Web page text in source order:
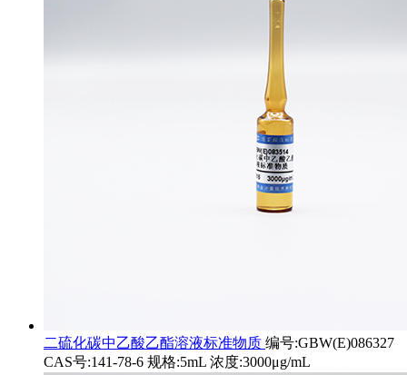
二硫化碳中乙酸乙酯溶液标准物质 编号:GBW(E)086327
CAS号:141-78-6 规格:5mL 浓度:3000μg/mL